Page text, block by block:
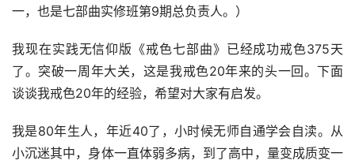
一，也是七部曲实修班第9期总负责人。）
我现在实践无信仰版《戒色七部曲》已经成功戒色375天
了。突破一周年大关，这是我戒色20年来的头一回。下面
谈谈我戒色20年的经验，希望对大家有启发。
我是80年生人，年近40了，小时候无师自通学会自渎。从
小沉迷其中，身体一直体弱多病，到了高中，量变成质变一